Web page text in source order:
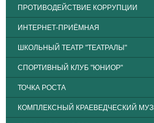
ПРОТИВОДЕЙСТВИЕ КОРРУПЦИИ
ИНТЕРНЕТ-ПРИЁМНАЯ
ШКОЛЬНЫЙ ТЕАТР "ТЕАТРАЛЫ"
СПОРТИВНЫЙ КЛУБ "ЮНИОР"
ТОЧКА РОСТА
КОМПЛЕКСНЫЙ КРАЕВЕДЧЕСКИЙ